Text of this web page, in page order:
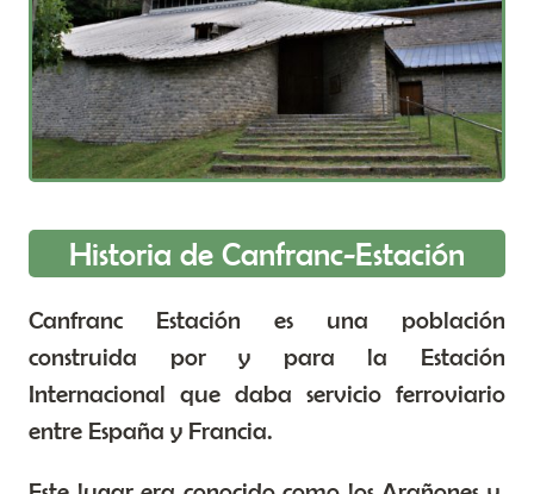
Historia de Canfranc-Estación
Canfranc Estación es una población
construida por y para la Estación
Internacional que daba servicio ferroviario
entre España y Francia.